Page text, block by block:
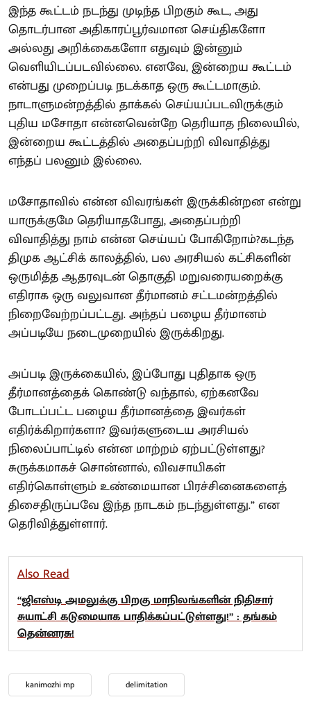
இந்த கூட்டம் நடந்து முடிந்த பிறகும் கூட, அது
தொடர்பான அதிகாரப்பூர்வமான செய்திகளோ
அல்லது அறிக்கைகளோ எதுவும் இன்னும்
வெளியிடப்படவில்லை. எனவே, இன்றைய கூட்டம்
என்பது முறைப்படி நடக்காத ஒரு கூட்டமாகும்.
நாடாளுமன்றத்தில் தாக்கல் செய்யப்படவிருக்கும்
புதிய மசோதா என்னவென்றே தெரியாத நிலையில்,
இன்றைய கூட்டத்தில் அதைப்பற்றி விவாதித்து
எந்தப் பலனும் இல்லை.
மசோதாவில் என்ன விவரங்கள் இருக்கின்றன என்று
யாருக்குமே தெரியாதபோது, அதைப்பற்றி
விவாதித்து நாம் என்ன செய்யப் போகிறோம்?கடந்த
திமுக ஆட்சிக் காலத்தில், பல அரசியல் கட்சிகளின்
ஒருமித்த ஆதரவுடன் தொகுதி மறுவரையறைக்கு
எதிராக ஒரு வலுவான தீர்மானம் சட்டமன்றத்தில்
நிறைவேற்றப்பட்டது. அந்தப் பழைய தீர்மானம்
அப்படியே நடைமுறையில் இருக்கிறது.
அப்படி இருக்கையில், இப்போது புதிதாக ஒரு
தீர்மானத்தைக் கொண்டு வந்தால், ஏற்கனவே
போடப்பட்ட பழைய தீர்மானத்தை இவர்கள்
எதிர்க்கிறார்களா? இவர்களுடைய அரசியல்
நிலைப்பாட்டில் என்ன மாற்றம் ஏற்பட்டுள்ளது?
சுருக்கமாகச் சொன்னால், விவசாயிகள்
எதிர்கொள்ளும் உண்மையான பிரச்சினைகளைத்
திசைதிருப்பவே இந்த நாடகம் நடந்துள்ளது.” என
தெரிவித்துள்ளார்.
Also Read
“ஜிஎஸ்டி அமலுக்கு பிறகு மாநிலங்களின் நிதிசார்
சுயாட்சி கடுமையாக பாதிக்கப்பட்டுள்ளது!” : தங்கம்
தென்னரசு!
kanimozhi mp delimitation